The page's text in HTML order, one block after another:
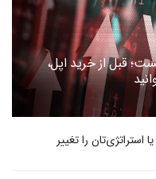
قبل از خرید اپل،
استراتژی‌تان را تغییر